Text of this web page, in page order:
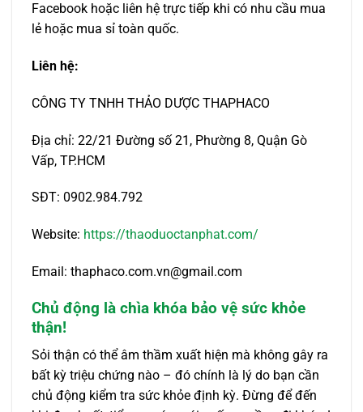
Facebook hoặc liên hệ trực tiếp khi có nhu cầu mua
lẻ hoặc mua sỉ toàn quốc.
Liên hệ:
CÔNG TY TNHH THẢO DƯỢC THAPHACO
Địa chỉ: 22/21 Đường số 21, Phường 8, Quận Gò
Vấp, TP.HCM
SĐT: 0902.984.792
Website: https://thaoduoctanphat.com/
Email: thaphaco.com.vn@gmail.com
Chủ động là chìa khóa bảo vệ sức khỏe
thận!
Sỏi thận có thể âm thầm xuất hiện mà không gây ra
bất kỳ triệu chứng nào – đó chính là lý do bạn cần
chủ động kiểm tra sức khỏe định kỳ. Đừng để đến